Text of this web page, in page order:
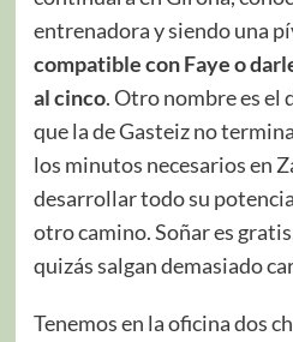
entrenadora y siendo una
compatible con Faye o
al cinco. Otro nombre es el
que la de Gasteiz no
los minutos necesarios en
desarrollar todo su
otro camino. Soñar es
quizás salgan demasiado
Tenemos en la oficina dos